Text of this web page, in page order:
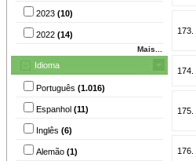
2023 (10)
2022 (14)
Mais...
Idioma
Português (1.016)
Espanhol (11)
Inglês (6)
Alemão (1)
173.
174.
175.
176.